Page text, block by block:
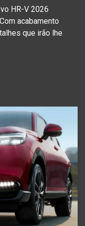
HR-V 2026
acabamento
que irão lhe